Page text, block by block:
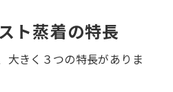
ト蒸着の特長
大きく３つの特長がありま